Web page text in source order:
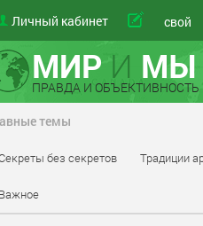
Личный кабинет материал
МИР И МЫ
ПРАВДА И ОБЪЕКТИВНОСТЬ
темы
без секретов Традиции
Важное